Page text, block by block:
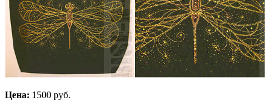
Цена: 1500 руб.